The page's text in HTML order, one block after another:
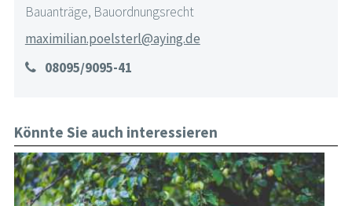
Bauanträge, Bauordnungsrecht
maximilian.poelsterl@aying.de
08095/9095-41
Könnte Sie auch interessieren